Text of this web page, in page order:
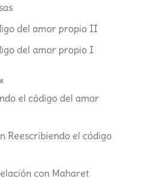
del amor propio II
del amor propio I
el código del amor
Reescribiendo el código
con Maharet